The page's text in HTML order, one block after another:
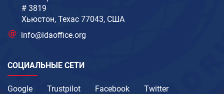
# 3819
Хьюстон, Техас 77043, США
info@idaoffice.org
СОЦИАЛЬНЫЕ СЕТИ
Google Trustpilot Facebook
Twitter